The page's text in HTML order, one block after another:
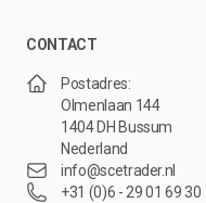
CONTACT
Postadres:
Olmenlaan 144
1404 DH Bussum
Nederland
info@scetrader.nl
+31 (0)6 - 29 01 69 30